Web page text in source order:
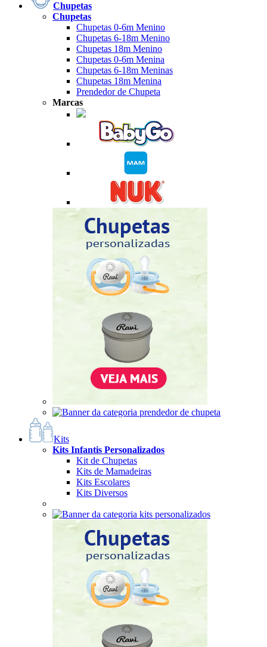
Chupetas
Chupetas
Chupetas 0-6m Menino
Chupetas 6-18m Menino
Chupetas 18m Menino
Chupetas 0-6m Menina
Chupetas 6-18m Meninas
Chupetas 18m Menina
Prendedor de Chupeta
Marcas
Kits
Kits Infantis Personalizados
Kit de Chupetas
Kits de Mamadeiras
Kits Escolares
Kits Diversos